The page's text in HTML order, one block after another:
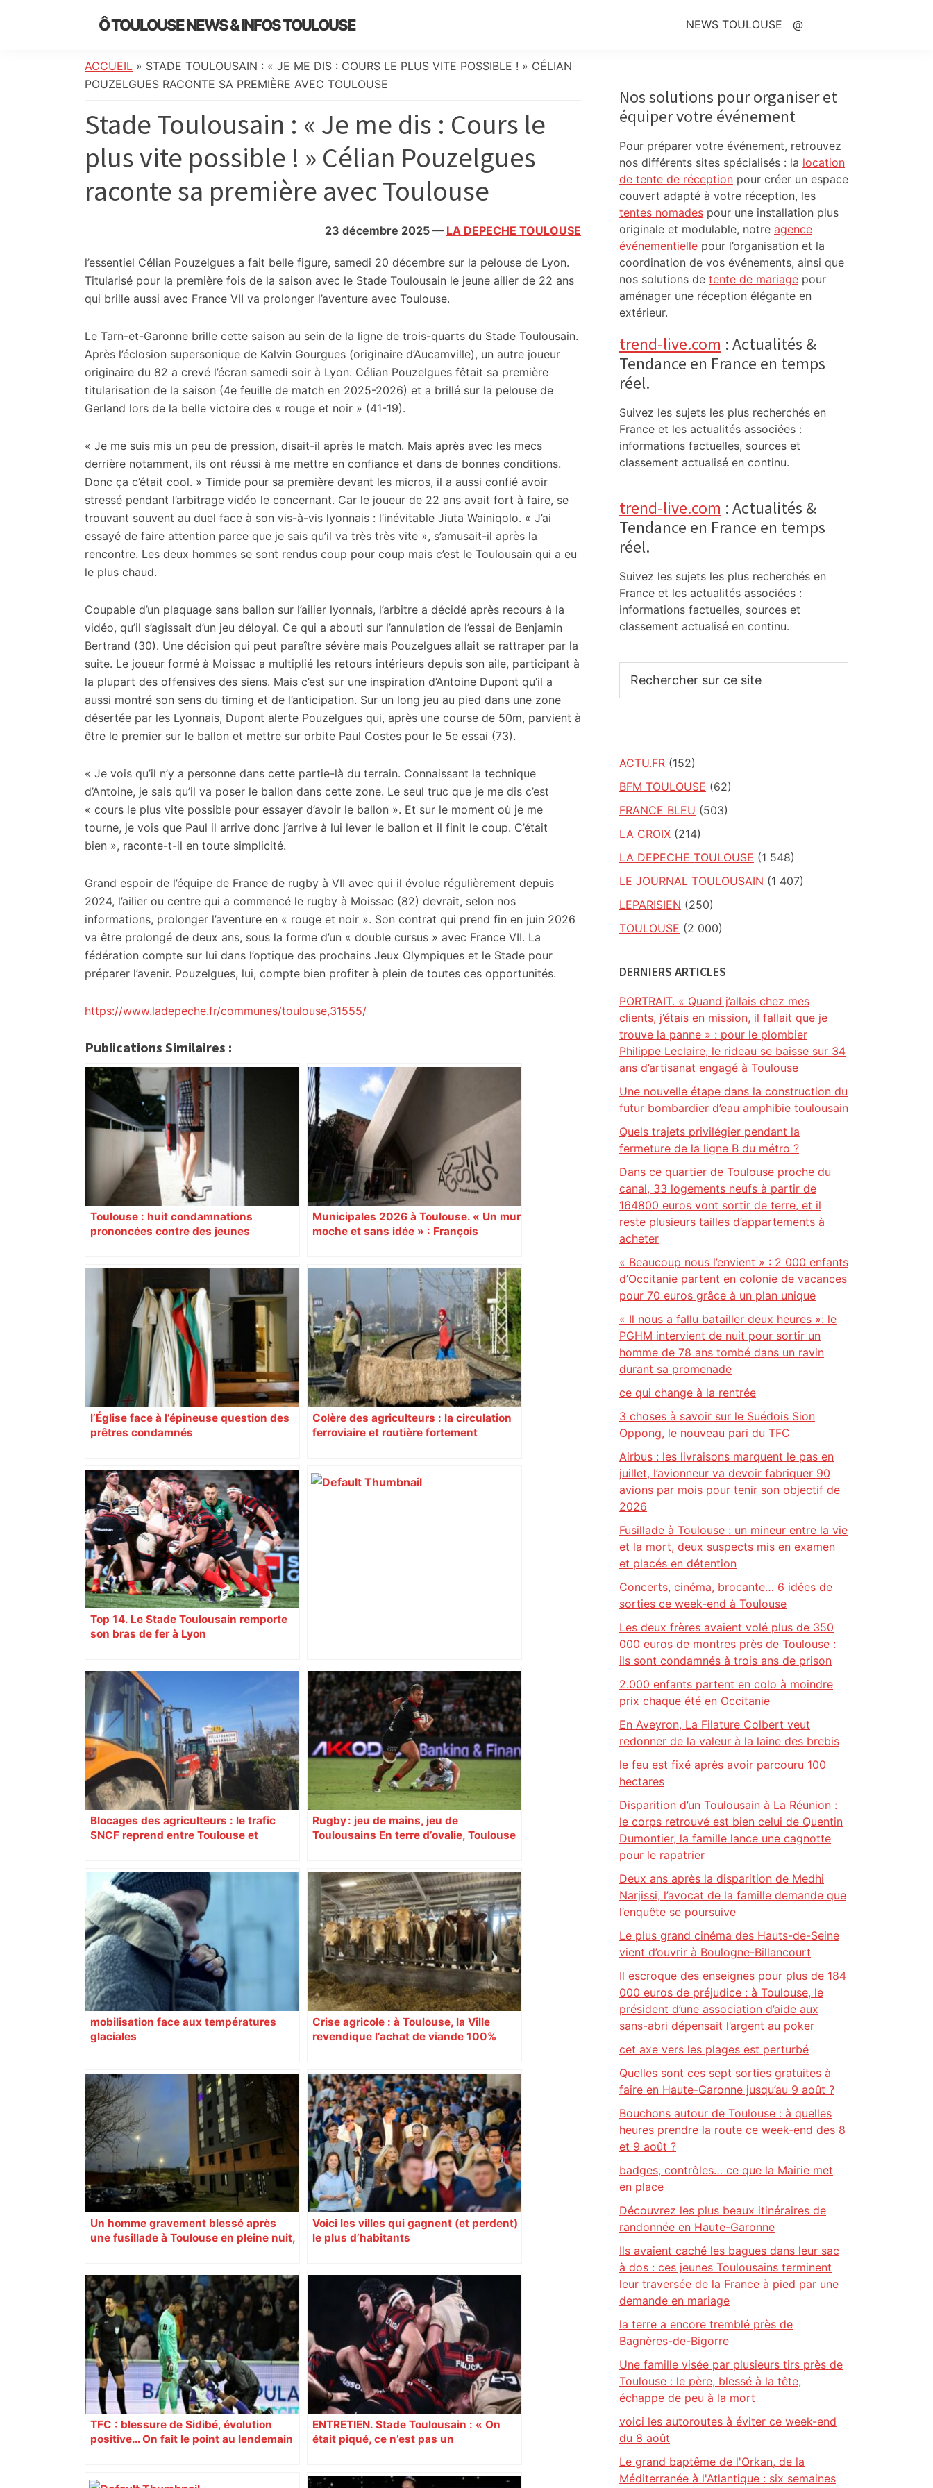
Ô TOULOUSE NEWS & INFOS TOULOUSE
de
l’actualité
info
locale,
société,
culture,
politique,
divers
et
initiatives
NEWS TOULOUSE @
ACCUEIL » STADE TOULOUSAIN : « JE ME DIS : COURS LE PLUS VITE POSSIBLE ! » CÉLIAN
POUZELGUES RACONTE SA PREMIÈRE AVEC TOULOUSE
Stade Toulousain : « Je me dis : Cours le
plus vite possible ! » Célian Pouzelgues
raconte sa première avec Toulouse
23 décembre 2025 — LA DEPECHE TOULOUSE
l’essentiel Célian Pouzelgues a fait belle figure, samedi 20 décembre sur la pelouse de Lyon.
Titularisé pour la première fois de la saison avec le Stade Toulousain le jeune ailier de 22 ans
qui brille aussi avec France VII va prolonger l’aventure avec Toulouse.
Le Tarn-et-Garonne brille cette saison au sein de la ligne de trois-quarts du Stade Toulousain.
Après l’éclosion supersonique de Kalvin Gourgues (originaire d’Aucamville), un autre joueur
originaire du 82 a crevé l’écran samedi soir à Lyon. Célian Pouzelgues fêtait sa première
titularisation de la saison (4e feuille de match en 2025-2026) et a brillé sur la pelouse de
Gerland lors de la belle victoire des « rouge et noir » (41-19).
« Je me suis mis un peu de pression, disait-il après le match. Mais après avec les mecs
derrière notamment, ils ont réussi à me mettre en confiance et dans de bonnes conditions.
Donc ça c’était cool. » Timide pour sa première devant les micros, il a aussi confié avoir
stressé pendant l’arbitrage vidéo le concernant. Car le joueur de 22 ans avait fort à faire, se
trouvant souvent au duel face à son vis-à-vis lyonnais : l’inévitable Jiuta Wainiqolo. « J’ai
essayé de faire attention parce que je sais qu’il va très très vite », s’amusait-il après la
rencontre. Les deux hommes se sont rendus coup pour coup mais c’est le Toulousain qui a eu
le plus chaud.
Coupable d’un plaquage sans ballon sur l’ailier lyonnais, l’arbitre a décidé après recours à la
vidéo, qu’il s’agissait d’un jeu déloyal. Ce qui a abouti sur l’annulation de l’essai de Benjamin
Bertrand (30). Une décision qui peut paraître sévère mais Pouzelgues allait se rattraper par la
suite. Le joueur formé à Moissac a multiplié les retours intérieurs depuis son aile, participant à
la plupart des offensives des siens. Mais c’est sur une inspiration d’Antoine Dupont qu’il a
aussi montré son sens du timing et de l’anticipation. Sur un long jeu au pied dans une zone
désertée par les Lyonnais, Dupont alerte Pouzelgues qui, après une course de 50m, parvient à
être le premier sur le ballon et mettre sur orbite Paul Costes pour le 5e essai (73).
« Je vois qu’il n’y a personne dans cette partie-là du terrain. Connaissant la technique
d’Antoine, je sais qu’il va poser le ballon dans cette zone. Le seul truc que je me dis c’est
« cours le plus vite possible pour essayer d’avoir le ballon ». Et sur le moment où je me
tourne, je vois que Paul il arrive donc j’arrive à lui lever le ballon et il finit le coup. C’était
bien », raconte-t-il en toute simplicité.
Grand espoir de l’équipe de France de rugby à VII avec qui il évolue régulièrement depuis
2024, l’ailier ou centre qui a commencé le rugby à Moissac (82) devrait, selon nos
informations, prolonger l’aventure en « rouge et noir ». Son contrat qui prend fin en juin 2026
va être prolongé de deux ans, sous la forme d’un « double cursus » avec France VII. La
fédération compte sur lui dans l’optique des prochains Jeux Olympiques et le Stade pour
préparer l’avenir. Pouzelgues, lui, compte bien profiter à plein de toutes ces opportunités.
https://www.ladepeche.fr/communes/toulouse,31555/
Publications Similaires :
Toulouse : huit condamnations
prononcées contre des jeunes
Municipales 2026 à Toulouse. « Un mur
moche et sans idée » : François
Augustins
l’Église face à l’épineuse question des
prêtres condamnés
Colère des agriculteurs : la circulation
ferroviaire et routière fortement
Top 14. Le Stade Toulousain remporte
son bras de fer à Lyon
Top 14: comment Perpignan a une
nouvelle fois fait tomber Toulouse? –
RMC Sport
Blocages des agriculteurs : le trafic
SNCF reprend entre Toulouse et
Rugby : jeu de mains, jeu de
Toulousains En terre d’ovalie, Toulouse
revendiquant surtout son art du jeu en
mouvement, vif et spectaculaire.
Décryptage. Série (4 / 10)
mobilisation face aux températures
glaciales
Crise agricole : à Toulouse, la Ville
revendique l’achat de viande 100%
Un homme gravement blessé après
une fusillade à Toulouse en pleine nuit,
Voici les villes qui gagnent (et perdent)
le plus d’habitants
TFC : blessure de Sidibé, évolution
positive… On fait le point au lendemain
ENTRETIEN. Stade Toulousain : « On
était piqué, ce n’est pas un
Sidebar
Nos solutions pour organiser et
équiper votre événement
Pour préparer votre événement, retrouvez
nos différents sites spécialisés : la location
de tente de réception pour créer un espace
couvert adapté à votre réception, les
tentes nomades pour une installation plus
originale et modulable, notre agence
événementielle pour l’organisation et la
coordination de vos événements, ainsi que
nos solutions de tente de mariage pour
aménager une réception élégante en
extérieur.
trend-live.com : Actualités &
Tendance en France en temps
réel.
Suivez les sujets les plus recherchés en
France et les actualités associées :
informations factuelles, sources et
classement actualisé en continu.
trend-live.com : Actualités &
Tendance en France en temps
réel.
Suivez les sujets les plus recherchés en
France et les actualités associées :
informations factuelles, sources et
classement actualisé en continu.
sur
ACTU.FR (152)
BFM TOULOUSE (62)
FRANCE BLEU (503)
LA CROIX (214)
LA DEPECHE TOULOUSE (1 548)
LE JOURNAL TOULOUSAIN (1 407)
LEPARISIEN (250)
TOULOUSE (2 000)
DERNIERS ARTICLES
PORTRAIT. « Quand j’allais chez mes
clients, j’étais en mission, il fallait que je
trouve la panne » : pour le plombier
Philippe Leclaire, le rideau se baisse sur 34
ans d’artisanat engagé à Toulouse
Une nouvelle étape dans la construction du
futur bombardier d’eau amphibie toulousain
Quels trajets privilégier pendant la
fermeture de la ligne B du métro ?
Dans ce quartier de Toulouse proche du
canal, 33 logements neufs à partir de
164800 euros vont sortir de terre, et il
reste plusieurs tailles d’appartements à
acheter
« Beaucoup nous l’envient » : 2 000 enfants
d’Occitanie partent en colonie de vacances
pour 70 euros grâce à un plan unique
« Il nous a fallu batailler deux heures »: le
PGHM intervient de nuit pour sortir un
homme de 78 ans tombé dans un ravin
durant sa promenade
ce qui change à la rentrée
3 choses à savoir sur le Suédois Sion
Oppong, le nouveau pari du TFC
Airbus : les livraisons marquent le pas en
juillet, l’avionneur va devoir fabriquer 90
avions par mois pour tenir son objectif de
2026
Fusillade à Toulouse : un mineur entre la vie
et la mort, deux suspects mis en examen
et placés en détention
Concerts, cinéma, brocante… 6 idées de
sorties ce week-end à Toulouse
Les deux frères avaient volé plus de 350
000 euros de montres près de Toulouse :
ils sont condamnés à trois ans de prison
2.000 enfants partent en colo à moindre
prix chaque été en Occitanie
En Aveyron, La Filature Colbert veut
redonner de la valeur à la laine des brebis
le feu est fixé après avoir parcouru 100
hectares
Disparition d’un Toulousain à La Réunion :
le corps retrouvé est bien celui de Quentin
Dumontier, la famille lance une cagnotte
pour le rapatrier
Deux ans après la disparition de Medhi
Narjissi, l’avocat de la famille demande que
l’enquête se poursuive
Le plus grand cinéma des Hauts-de-Seine
vient d’ouvrir à Boulogne-Billancourt
Il escroque des enseignes pour plus de 184
000 euros de préjudice : à Toulouse, le
président d’une association d’aide aux
sans-abri dépensait l’argent au poker
cet axe vers les plages est perturbé
Quelles sont ces sept sorties gratuites à
faire en Haute-Garonne jusqu’au 9 août ?
Bouchons autour de Toulouse : à quelles
heures prendre la route ce week-end des 8
et 9 août ?
badges, contrôles… ce que la Mairie met
en place
Découvrez les plus beaux itinéraires de
randonnée en Haute-Garonne
Ils avaient caché les bagues dans leur sac
à dos : ces jeunes Toulousains terminent
leur traversée de la France à pied par une
demande en mariage
la terre a encore tremblé près de
Bagnères-de-Bigorre
Une famille visée par plusieurs tirs près de
Toulouse : le père, blessé à la tête,
échappe de peu à la mort
voici les autoroutes à éviter ce week-end
du 8 août
Le grand baptême de l'Orkan, de la
Méditerranée à l'Atlantique : six semaines